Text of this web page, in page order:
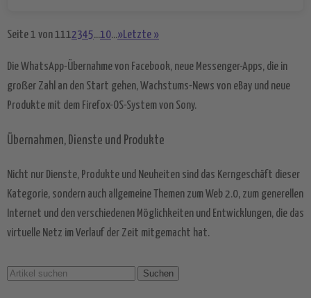
Seite 1 von 1112345...10...»Letzte »
Die WhatsApp-Übernahme von Facebook, neue Messenger-Apps, die in
großer Zahl an den Start gehen, Wachstums-News von eBay und neue
Produkte mit dem Firefox-OS-System von Sony.
Übernahmen, Dienste und Produkte
Nicht nur Dienste, Produkte und Neuheiten sind das Kerngeschäft dieser
Kategorie, sondern auch allgemeine Themen zum Web 2.0, zum generellen
Internet und den verschiedenen Möglichkeiten und Entwicklungen, die das
virtuelle Netz im Verlauf der Zeit mitgemacht hat.